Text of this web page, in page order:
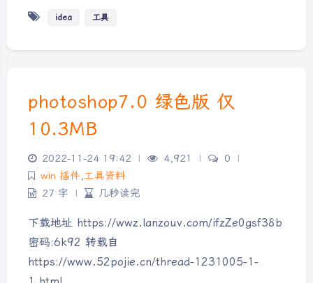
idea 工具
photoshop7.0 绿色版 仅
10.3MB
2022-11-24 19:42 | 4,921 | 0
|
win 插件,工具资料
27 字
| 几秒读完
下载地址 https://wwz.lanzouv.com/ifzZe0gsf38b
密码:6k92 转载自
https://www.52pojie.cn/thread-1231005-1-